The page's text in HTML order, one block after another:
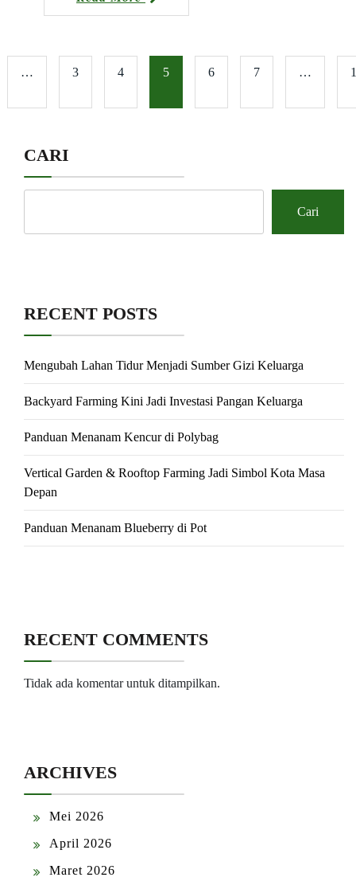
… 3 4 5 6 7 …
CARI
Cari
RECENT POSTS
Mengubah Lahan Tidur Menjadi Sumber Gizi Keluarga
Backyard Farming Kini Jadi Investasi Pangan Keluarga
Panduan Menanam Kencur di Polybag
Vertical Garden & Rooftop Farming Jadi Simbol Kota Masa
Depan
Panduan Menanam Blueberry di Pot
RECENT COMMENTS
Tidak ada komentar untuk ditampilkan.
ARCHIVES
Mei 2026
April 2026
Maret 2026